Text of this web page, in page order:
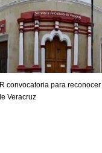
convocatoria para
Veracruz